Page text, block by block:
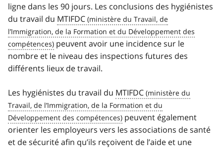
ligne dans les 90 jours. Les conclusions des hygiénistes
du travail du MTIFDC
peuvent avoir une incidence sur le
nombre et le niveau des inspections futures des
différents lieux de travail.
Les hygiénistes du travail du MTIFDC
peuvent également
orienter les employeurs vers les associations de santé
et de sécurité afin qu’ils reçoivent de l’aide et une